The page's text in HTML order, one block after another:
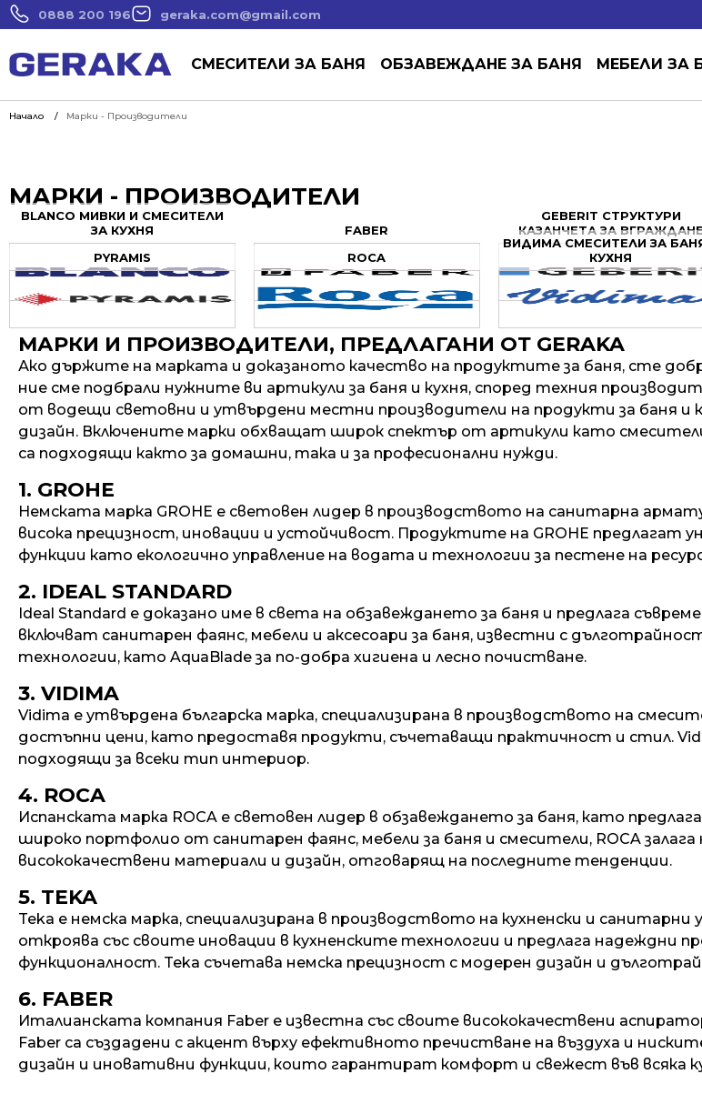
0888 200 196 geraka.com@gmail.com
СМЕСИТЕЛИ ЗА БАНЯ ОБЗАВЕЖДАНЕ ЗА БАНЯ МЕБЕЛИ ЗА
Начало Марки - Производители
МАРКИ - ПРОИЗВОДИТЕЛИ
BLANCO МИВКИ И СМЕСИТЕЛИ
ЗА КУХНЯ
FABER
GEBERIT СТРУКТУРИ
КАЗАНЧЕТА ЗА ВГРАЖДАНЕ
PYRAMIS
ROCA
ВИДИМА СМЕСИТЕЛИ ЗА
КУХНЯ
МАРКИ И ПРОИЗВОДИТЕЛИ, ПРЕДЛАГАНИ ОТ GERAKA
Ако държите на марката и доказаното качество на продуктите за баня, сте
ние сме подбрали нужните ви артикули за баня и кухня, според техния
от водещи световни и утвърдени местни производители на продукти за баня и
дизайн. Включените марки обхващат широк спектър от артикули като
са подходящи както за домашни, така и за професионални нужди.
1. GROHE
Немската марка GROHE е световен лидер в производството на санитарна
висока прецизност, иновации и устойчивост. Продуктите на GROHE предлагат
функции като екологично управление на водата и технологии за пестене на
2. IDEAL STANDARD
Ideal Standard е доказано име в света на обзавеждането за баня и предлага
включват санитарен фаянс, мебели и аксесоари за баня, известни с
технологии, като AquaBlade за по-добра хигиена и лесно почистване.
3. VIDIMA
Vidima е утвърдена българска марка, специализирана в производството на
достъпни цени, като предоставя продукти, съчетаващи практичност и стил.
подходящи за всеки тип интериор.
4. ROCA
Испанската марка ROCA е световен лидер в обзавеждането за баня, като
широко портфолио от санитарен фаянс, мебели за баня и смесители, ROCA
висококачествени материали и дизайн, отговарящ на последните тенденции.
5. TEKA
Teka е немска марка, специализирана в производството на кухненски и
откроява със своите иновации в кухненските технологии и предлага надеждни
функционалност. Teka съчетава немска прецизност с модерен дизайн и
6. FABER
Италианската компания Faber е известна със своите висококачествени
Faber са създадени с акцент върху ефективното пречистване на въздуха и
дизайн и иновативни функции, които гарантират комфорт и свежест във всяка